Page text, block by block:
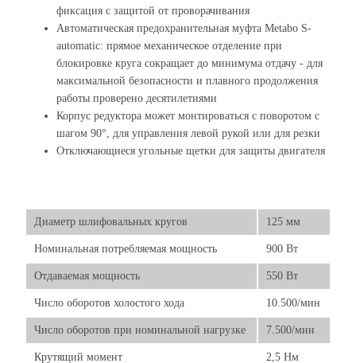
фиксация с защитой от проворачивания
Автоматическая предохранительная муфта Metabo S-
automatic: прямое механическое отделение при
блокировке круга сокращает до минимума отдачу - для
максимальной безопасности и плавного продолжения
работы проверено десятилетиями
Корпус редуктора может монтироваться с поворотом с
шагом 90°, для управления левой рукой или для резки
Отключающиеся угольные щетки для защиты двигателя
Диаметр шлифовальных кругов 125 мм
Номинальная потребляемая мощность 900 Вт
Отдаваемая мощность 550 Вт
Число оборотов холостого хода 10.500/мин
Число оборотов при номинальной нагрузке 7.500/мин
Крутящий момент 2,5 Нм